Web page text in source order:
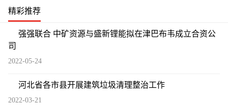
精彩推荐
强强联合 中矿资源与盛新锂能拟在津巴布韦成立合资公
司
2022-05-24
河北省各市县开展建筑垃圾清理整治工作
2022-03-21